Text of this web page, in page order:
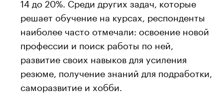
решает обучение на курсах, респонденты
наиболее часто отмечали: освоение новой
профессии и поиск работы по ней,
развитие своих навыков для усиления
резюме, получение знаний для подработки,
саморазвитие и хобби.